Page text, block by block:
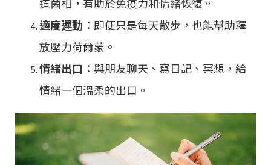
適度運動 ：即便只是每天散步，也能幫助釋
放壓力荷爾蒙。
情緒出口 ：與朋友聊天、寫日記、冥想，給
情緒一個溫柔的出口。